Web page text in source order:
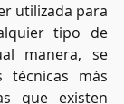
utilizada para
tipo de
manera, se
más
que existen